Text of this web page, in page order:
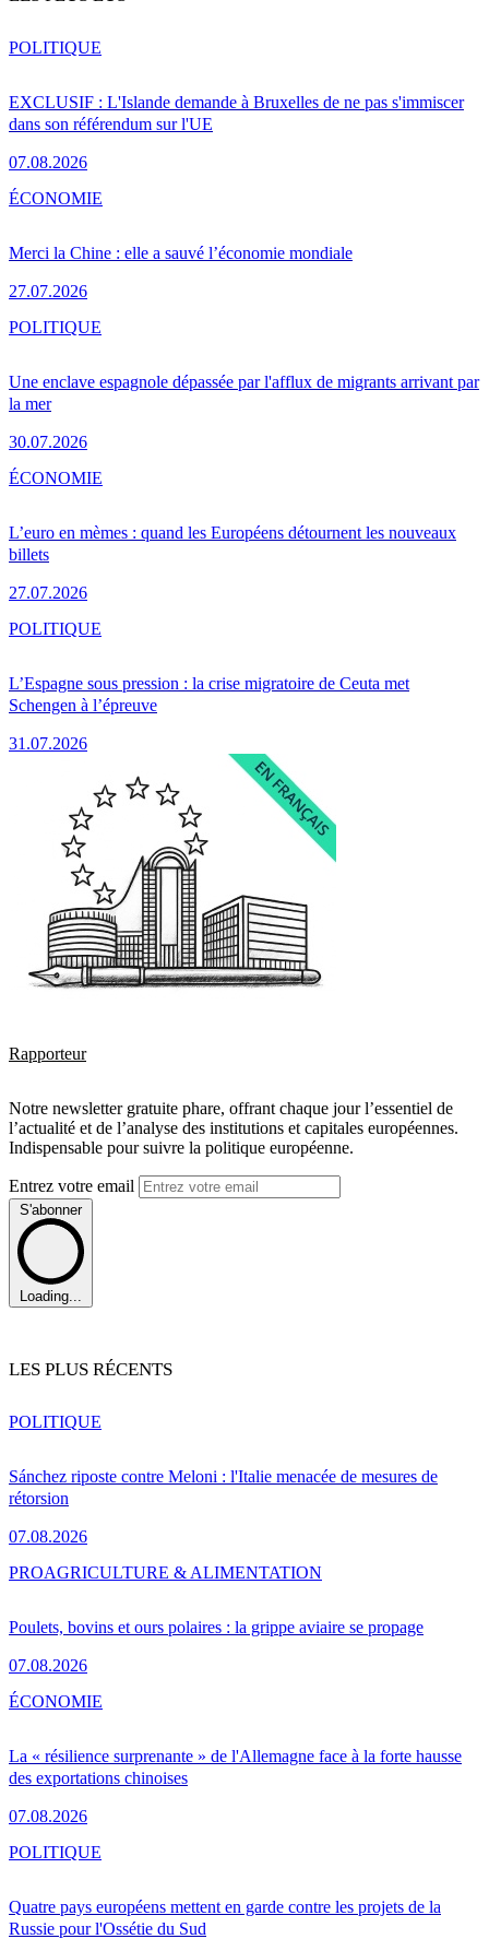
EXCLUSIF : L'Islande demande à Bruxelles de ne pas s'immiscer
dans son référendum sur l'UE
07.08.2026
POLITIQUE
Merci la Chine : elle a sauvé l’économie mondiale
27.07.2026
ÉCONOMIE
Une enclave espagnole dépassée par l'afflux de migrants arrivant par
la mer
30.07.2026
POLITIQUE
L’euro en mèmes : quand les Européens détournent les nouveaux
billets
27.07.2026
ÉCONOMIE
L’Espagne sous pression : la crise migratoire de Ceuta met
Schengen à l’épreuve
31.07.2026
POLITIQUE
Rapporteur
Notre newsletter gratuite phare, offrant chaque jour l’essentiel de
l’actualité et de l’analyse des institutions et capitales européennes.
Indispensable pour suivre la politique européenne.
Entrez votre email
S'abonner
Loading...
LES PLUS RÉCENTS
Sánchez riposte contre Meloni : l'Italie menacée de mesures de
rétorsion
07.08.2026
POLITIQUE
Poulets, bovins et ours polaires : la grippe aviaire se propage
07.08.2026
PROAGRICULTURE & ALIMENTATION
La « résilience surprenante » de l'Allemagne face à la forte hausse
des exportations chinoises
07.08.2026
ÉCONOMIE
Quatre pays européens mettent en garde contre les projets de la
Russie pour l'Ossétie du Sud
POLITIQUE